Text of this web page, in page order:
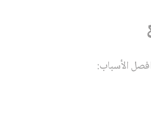
الأسباب: